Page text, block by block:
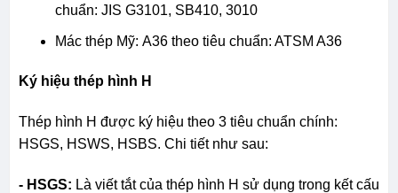
chuẩn: JIS G3101, SB410, 3010
Mác thép Mỹ: A36 theo tiêu chuẩn: ATSM A36
Ký hiệu thép hình H
Thép hình H được ký hiệu theo 3 tiêu chuẩn chính:
HSGS, HSWS, HSBS. Chi tiết như sau:
- HSGS: Là viết tắt của thép hình H sử dụng trong kết cấu